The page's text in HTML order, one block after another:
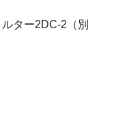
ター2DC-2（別